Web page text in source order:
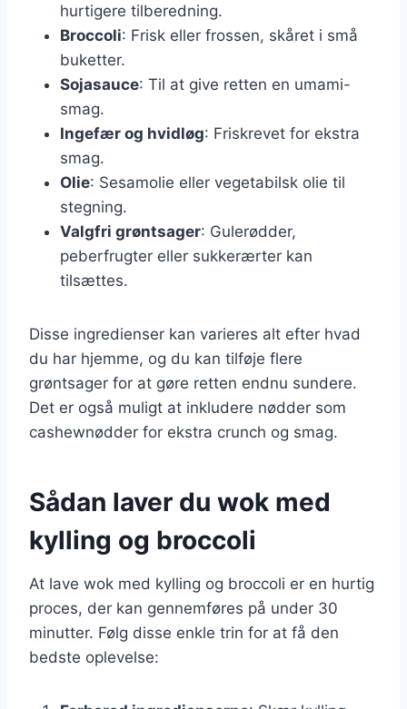
hurtigere tilberedning.
Broccoli: Frisk eller frossen, skåret i små
buketter.
Sojasauce: Til at give retten en umami-
smag.
Ingefær og hvidløg: Friskrevet for ekstra
smag.
Olie: Sesamolie eller vegetabilsk olie til
stegning.
Valgfri grøntsager: Gulerødder,
peberfrugter eller sukkerærter kan
tilsættes.
Disse ingredienser kan varieres alt efter hvad
du har hjemme, og du kan tilføje flere
grøntsager for at gøre retten endnu sundere.
Det er også muligt at inkludere nødder som
cashewnødder for ekstra crunch og smag.
Sådan laver du wok med
kylling og broccoli
At lave wok med kylling og broccoli er en hurtig
proces, der kan gennemføres på under 30
minutter. Følg disse enkle trin for at få den
bedste oplevelse: